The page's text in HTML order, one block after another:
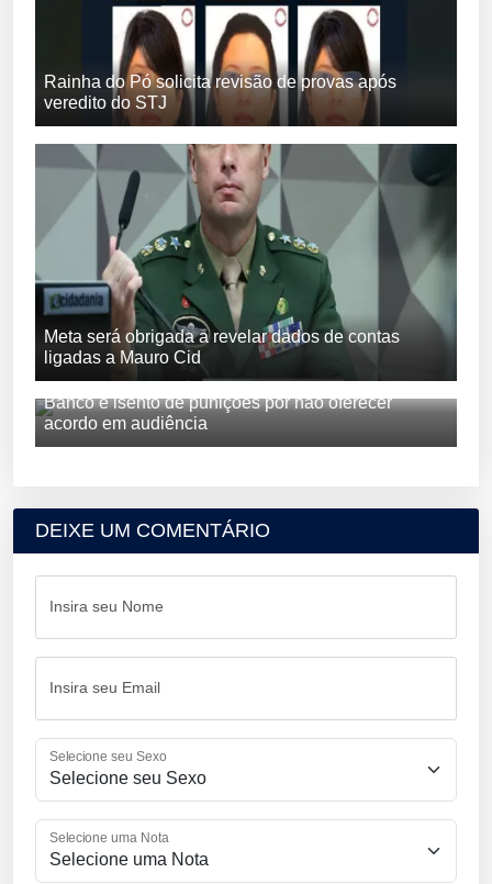
Rainha do Pó solicita revisão de provas após
veredito do STJ
Meta será obrigada a revelar dados de contas
ligadas a Mauro Cid
Banco é isento de punições por não oferecer
acordo em audiência
DEIXE UM COMENTÁRIO
Insira seu Nome
Insira seu Email
Selecione seu Sexo
Selecione uma Nota